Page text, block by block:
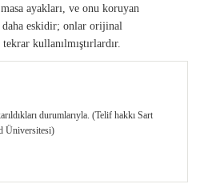
ayakları, ve onu koruyan
daha eskidir; onlar orijinal
kullanılmıştırlardır.
durumlarıyla. (Telif hakkı Sart
Üniversitesi)